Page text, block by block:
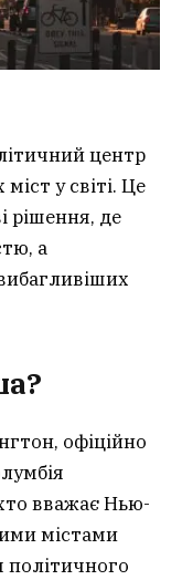
центр
у світі. Це
рішення, де
а
?
офіційно
вважає Нью-
містами